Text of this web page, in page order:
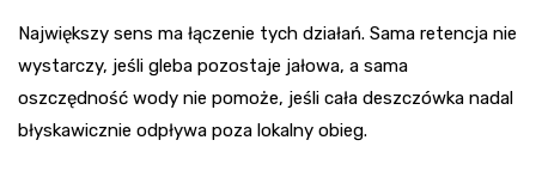
Największy sens ma łączenie tych działań. Sama retencja nie
wystarczy, jeśli gleba pozostaje jałowa, a sama
oszczędność wody nie pomoże, jeśli cała deszczówka nadal
błyskawicznie odpływa poza lokalny obieg.